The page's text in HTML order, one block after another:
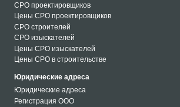
СРО проектировщиков
Цены СРО проектировщиков
СРО строителей
СРО изыскателей
Цены СРО изыскателей
Цены СРО в строительстве
Юридические адреса
Юридические адреса
Регистрация ООО